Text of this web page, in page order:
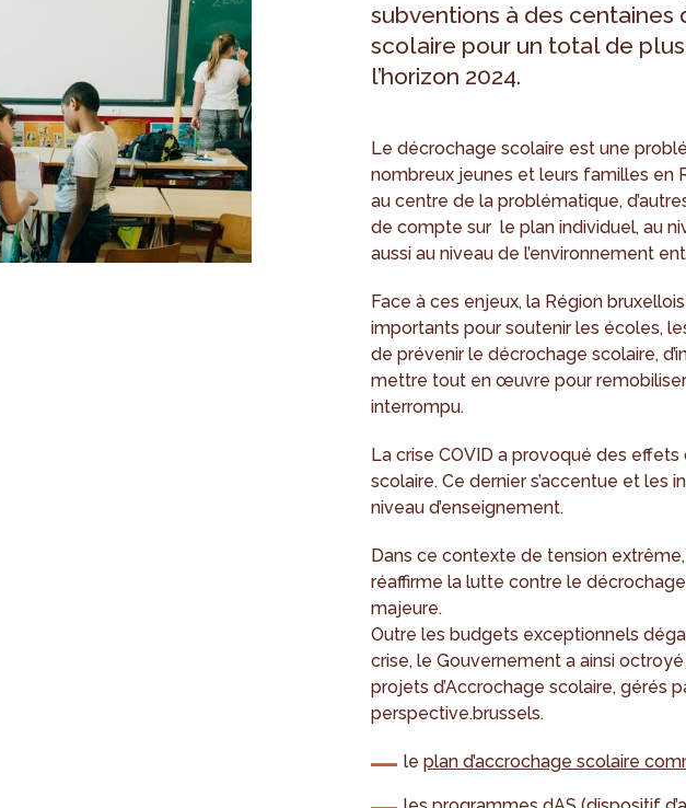
subventions à des centaines
scolaire pour un total de plus
l’horizon 2024.
Le décrochage scolaire est une
nombreux jeunes et leurs familles en
au centre de la problématique,
de compte sur le plan individuel, au
aussi au niveau de l’environnement
Face à ces enjeux, la Région
importants pour soutenir les écoles,
de prévenir le décrochage scolaire,
mettre tout en œuvre pour
interrompu.
La crise COVID a provoqué des
scolaire. Ce dernier s’accentue et
niveau d’enseignement.
Dans ce contexte de tension
réaffirme la lutte contre le
majeure.
Outre les budgets exceptionnels
crise, le Gouvernement a ainsi
projets d’Accrochage scolaire, gérés
perspective.brussels.
leplan d’accrochage scolaire